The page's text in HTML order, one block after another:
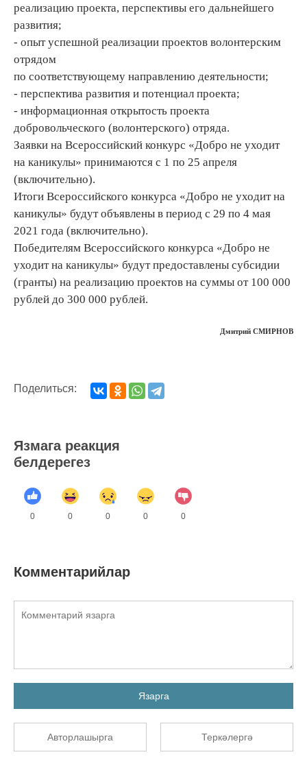
реализацию проекта, перспективы его дальнейшего
развития;
- опыт успешной реализации проектов волонтерским
отрядом
по соответствующему направлению деятельности;
- перспектива развития и потенциал проекта;
- информационная открытость проекта
добровольческого (волонтерского) отряда.
Заявки на Всероссийский конкурс «Добро не уходит
на каникулы» принимаются с 1 по 25 апреля
(включительно).
Итоги Всероссийского конкурса «Добро не уходит на
каникулы» будут объявлены в период с 29 по 4 мая
2021 года (включительно).
Победителям Всероссийского конкурса «Добро не
уходит на каникулы» будут предоставлены субсидии
(гранты) на реализацию проектов на суммы от 100 000
рублей до 300 000 рублей.
Дмитрий СМИРНОВ
Поделиться:
Язмага реакция
белдерегез
0 0 0 0 0
Комментарийлар
Язарга
Авторлашырга Теркәлергә